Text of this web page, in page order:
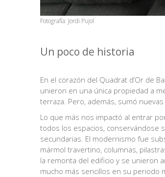
Fotografía: Jordi Pujol
Un poco de historia
En el corazón del Quadrat d’Or de
unieron en una única propiedad a
terraza. Pero, además, sumó
Lo que más nos impactó al entrar
todos los espacios, conservándose
secundarias. El modernismo fue
mármol travertino, columnas,
la remonta del edificio y se unieron
mucho más sencillos en su periodo